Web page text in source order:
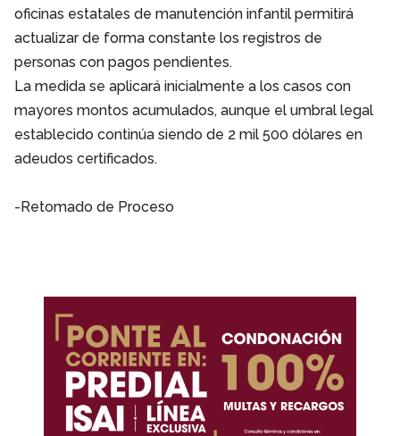
oficinas estatales de manutención infantil permitirá
actualizar de forma constante los registros de
personas con pagos pendientes.
La medida se aplicará inicialmente a los casos con
mayores montos acumulados, aunque el umbral legal
establecido continúa siendo de 2 mil 500 dólares en
adeudos certificados.
-Retomado de Proceso